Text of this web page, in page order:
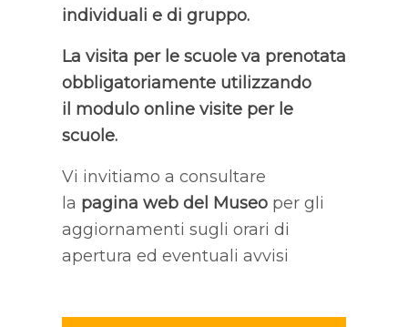
individuali e di gruppo.
La visita per le scuole va prenotata
obbligatoriamente utilizzando
il modulo online visite per le
scuole.
Vi invitiamo a consultare
la pagina web del Museoper gli
aggiornamenti sugli orari di
apertura ed eventuali avvisi